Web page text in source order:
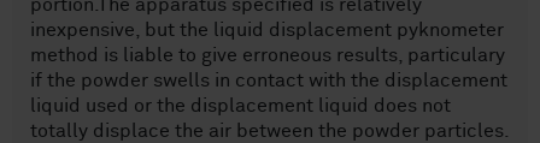
portion.The apparatus specified is relatively
inexpensive, but the liquid displacement pyknometer
method is liable to give erroneous results, particulary
if the powder swells in contact with the displacement
liquid used or the displacement liquid does not
totally displace the air between the powder particles.